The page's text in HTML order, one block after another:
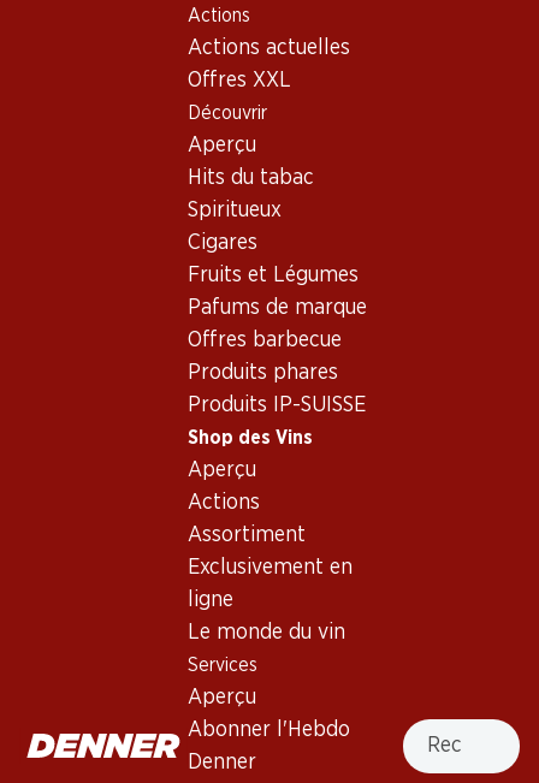
Actions
Actions actuelles
Offres XXL
Découvrir
Aperçu
Hits du tabac
Spiritueux
Cigares
Fruits et Légumes
Pafums de marque
Offres barbecue
Produits phares
Produits IP-SUISSE
Shop des Vins
Aperçu
Actions
Assortiment
Exclusivement en
ligne
Le monde du vin
Services
Aperçu
Abonner l'Hebdo
Denner
Recherche
Shop des Vins
Italie
les Abruzzes
Montepulciano d’Abruzzo DOC
Recto Verso
Montepulciano d’Abruzzo DOC
les Abruzzes, 2024
Bouche fruitée et bien structurée. Finale moyennement
persistante.